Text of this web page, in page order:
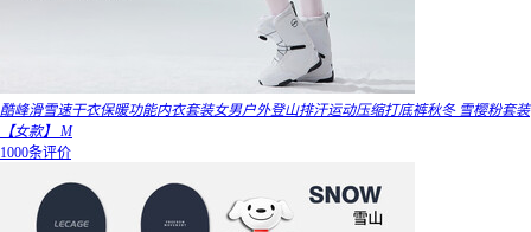
酷峰滑雪速干衣保暖功能内衣套装女男户外登山排汗运动压缩打底裤秋冬 雪樱粉套装
【女款】 M
1000条评价